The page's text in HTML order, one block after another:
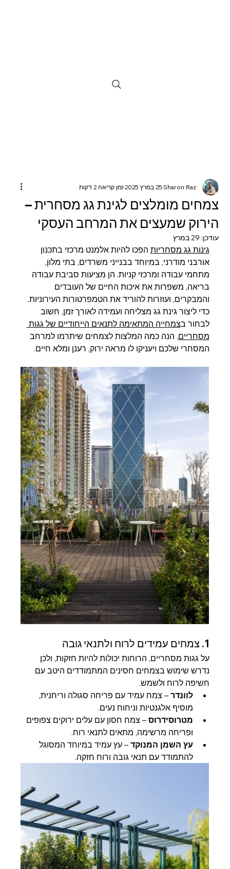
צמחים מומלצים לגינת גג מסחרית –
הירוק שמעצים את המרחב העסקי
Sharon Raz25 במרץ 2025 זמן קריאה 2 דקות
עודכן: 29 במרץ
גינות גג מסחריות הפכו להיות אלמנט מרכזי בתכנון
אורבני מודרני, במיוחד בבנייני משרדים, בתי מלון,
מתחמי עבודה ומרכזי קניות. הן מציעות סביבת עבודה
בריאה, משפרות את איכות החיים של העובדים
והמבקרים, ועוזרות להוריד את הטמפרטורות העירוניות.
כדי ליצור גינת גג מצליחה ועמידה לאורך זמן, חשוב
לבחור בצמחייה המתאימה לתנאים הייחודיים של גגות
מסחריים. הנה כמה המלצות לצמחים שיתרמו למרחב
המסחרי שלכם ויעניקו לו מראה ירוק, רענן ומלא חיים.
1. צמחים עמידים לרוח ולתנאי גובה
על גגות מסחריים, הרוחות יכולות להיות חזקות, ולכן
נדרש שימוש בצמחים חסינים המתמודדים היטב עם
חשיפה לרוח ולשמש.
לוונדר – צמח עמיד עם פריחה סגולה וריחנית,
מוסיף אלגנטיות וניחוח נעים.
מטרוסידרוס – צמח חסון עם עלים ירוקים צפופים
ופריחה מרשימה, מתאים לתנאי רוח.
עץ השמן המנוקד – עץ עמיד במיוחד המסוגל
להתמודד עם תנאי גובה ורוח חזקה.